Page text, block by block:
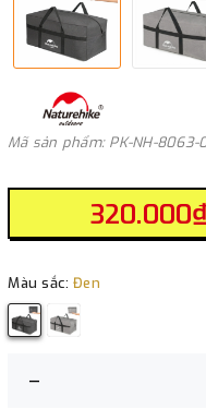
Mã sản phẩm: PK-NH-8063-
Màu sắc: Đen
–